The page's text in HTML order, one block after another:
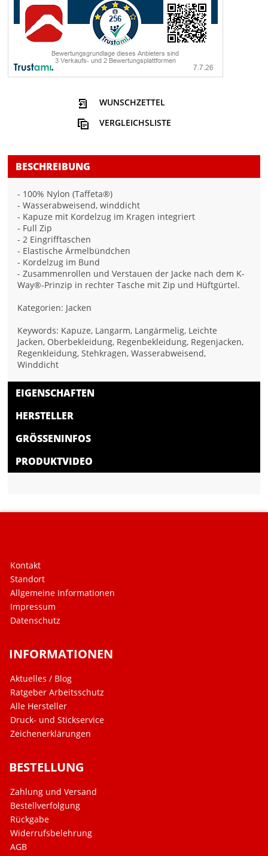
WUNSCHZETTEL
VERGLEICHSLISTE
BESCHREIBUNG
- 100% Nylon (Taffeta®)
- Wasserabweisend, winddicht
- Kapuze mit Kordelzug im Kragen integriert
- Full Zip
- 2 Eingrifftaschen
- Elastische Ärmelbündchen
- Kordelzug im Bund
- Zusammenrollen und Verstauen der Jacke nach dem K-
Way®-Prinzip in rechter Tasche mit Zip und Hüftgürtel.
Kategorien: Jacken
Keywords: Kapuze, Langarm, Langärmelig, Leichte
Jacken, Oberbekleidung, Regenbekleidung, Regenjacken,
Regenkleidung, Stehkragen, Wasserabweisend,
Winddicht
EIGENSCHAFTEN
HERSTELLER
GRÖSSENINFOS
PRODUKTVIDEO
Kontakt
Standort
Allgemeine Informationen
Impressum
Datenschutz
INFORMATIONEN
Aktuelles / Blog
Ratgeber Arbeitsschutz
Alle Hersteller
Druck- und Stickservice
Zeichenerklärungen
BESTELLUNG
Zahlung und Versand
Bestellverfolgung
Rückgabe
Widerrufsbelehrung
AGB